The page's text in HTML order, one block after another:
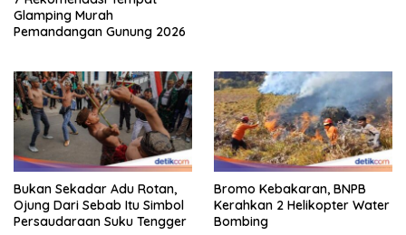
Glamping Murah
Pemandangan Gunung 2026
Bukan Sekadar Adu Rotan,
Ojung Dari Sebab Itu Simbol
Persaudaraan Suku Tengger
Bromo Kebakaran, BNPB
Kerahkan 2 Helikopter Water
Bombing